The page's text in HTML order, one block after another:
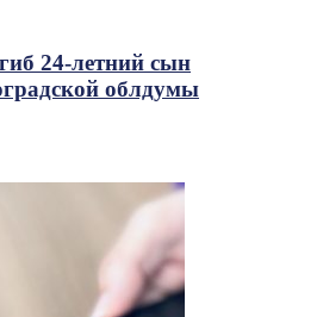
24-летний сын
облдумы